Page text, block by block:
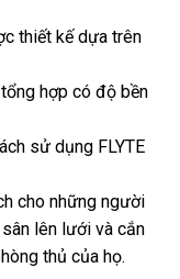
thiết kế dựa trên
hợp có độ bền
sử dụng FLYTE
cho những người
lên lưới và cắn
thủ của họ.